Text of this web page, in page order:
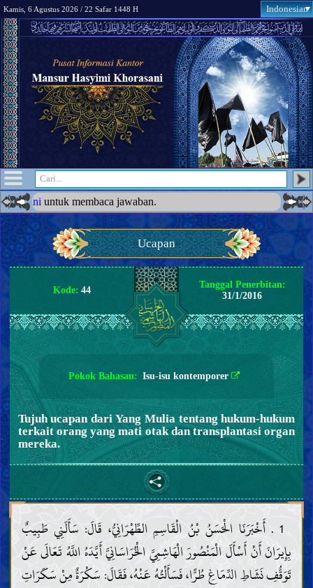
Kamis, 6 Agustus 2026 / 22 Safar 1448 H Indonesian
jawaban.
Ucapan
Kode: 44
Tanggal Penerbitan:
31/1/2016
Pokok Bahasan: Isu-isu kontemporer
Tujuh ucapan dari Yang Mulia tentang hukum-hukum
terkait orang yang mati otak dan transplantasi organ
mereka.
1 . أَخْبَرَنَا الْحَسَنُ بْنُ الْقَاسِمِ الطِّهْرَانِيُّ، قَالَ: سَأَلَنِي طَبِيبٌ
بِإِيرَانَ أَنْ أَسْأَلَ الْمَنْصُورَ الْهَاشِمِيَّ الْخُرَاسَانِيَّ أَيَّدَهُ اللَّهُ تَعَالَى عَنْ
تَوَقُّفِ نَشَاطِ الدِّمَاغِ طُرًّا، فَسَأَلْتُهُ عَنْهُ، فَقَالَ: سَكْرَةٌ مِنْ سَكَرَاتِ